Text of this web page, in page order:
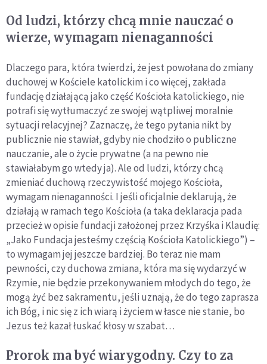
Od ludzi, którzy chcą mnie nauczać o
wierze, wymagam nienaganności
Dlaczego para, która twierdzi, że jest powołana do zmiany
duchowej w Kościele katolickim i co więcej, zakłada
fundację działającą jako część Kościoła katolickiego, nie
potrafi się wytłumaczyć ze swojej wątpliwej moralnie
sytuacji relacyjnej? Zaznaczę, że tego pytania nikt by
publicznie nie stawiał, gdyby nie chodziło o publiczne
nauczanie, ale o życie prywatne (a na pewno nie
stawiałabym go wtedy ja). Ale od ludzi, którzy chcą
zmieniać duchową rzeczywistość mojego Kościoła,
wymagam nienaganności. I jeśli oficjalnie deklarują, że
działają w ramach tego Kościoła (a taka deklaracja pada
przecież w opisie fundacji założonej przez Krzyśka i Klaudię:
„Jako Fundacja jesteśmy częścią Kościoła Katolickiego”) –
to wymagam jej jeszcze bardziej. Bo teraz nie mam
pewności, czy duchowa zmiana, która ma się wydarzyć w
Rzymie, nie będzie przekonywaniem młodych do tego, że
mogą żyć bez sakramentu, jeśli uznają, że do tego zaprasza
ich Bóg, i nic się z ich wiarą i życiem w łasce nie stanie, bo
Jezus też kazał łuskać kłosy w szabat…
Prorok ma być wiarygodny. Czy to za